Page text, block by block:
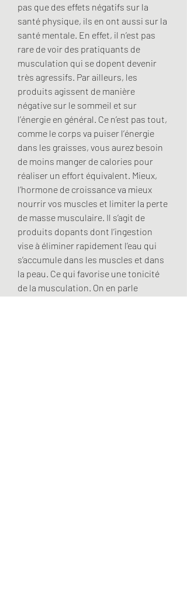
pas que des effets négatifs sur la
santé physique, ils en ont aussi sur la
santé mentale. En effet, il n’est pas
rare de voir des pratiquants de
musculation qui se dopent devenir
très agressifs. Par ailleurs, les
produits agissent de manière
négative sur le sommeil et sur
l’énergie en général. Ce n’est pas tout,
comme le corps va puiser l’énergie
dans les graisses, vous aurez besoin
de moins manger de calories pour
réaliser un effort équivalent. Mieux,
l’hormone de croissance va mieux
nourrir vos muscles et limiter la perte
de masse musculaire. Il s’agit de
produits dopants dont l’ingestion
vise à éliminer rapidement l’eau qui
s’accumule dans les muscles et dans
la peau. Ce qui favorise une tonicité
de la musculation. On en parle